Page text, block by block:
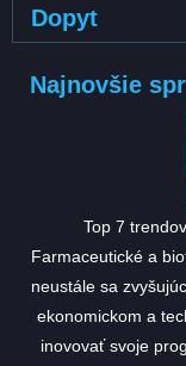
Dopyt
Najnovšie
Top 7
Farmaceutické a
neustále sa
ekonomickom a
inovovať svoje